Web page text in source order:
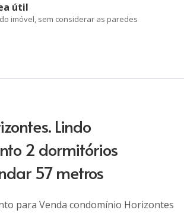
útil
imóvel, sem considerar as paredes
Lindo
2 dormitórios
57 metros
para Venda condomínio Horizontes